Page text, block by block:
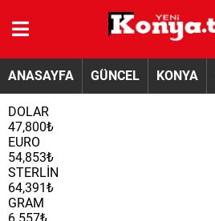
ANASAYFA GÜNCEL KONYA
DOLAR
47,800₺
EURO
54,853₺
STERLİN
64,391₺
GRAM